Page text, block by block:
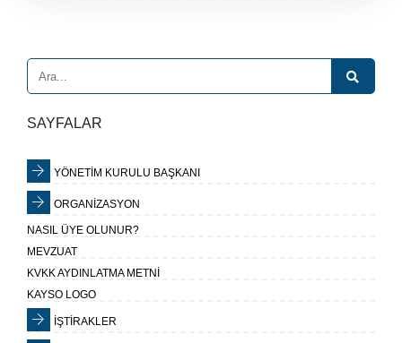
SAYFALAR
YÖNETİM KURULU BAŞKANI
ORGANİZASYON
NASIL ÜYE OLUNUR?
MEVZUAT
KVKK AYDINLATMA METNİ
KAYSO LOGO
İŞTİRAKLER